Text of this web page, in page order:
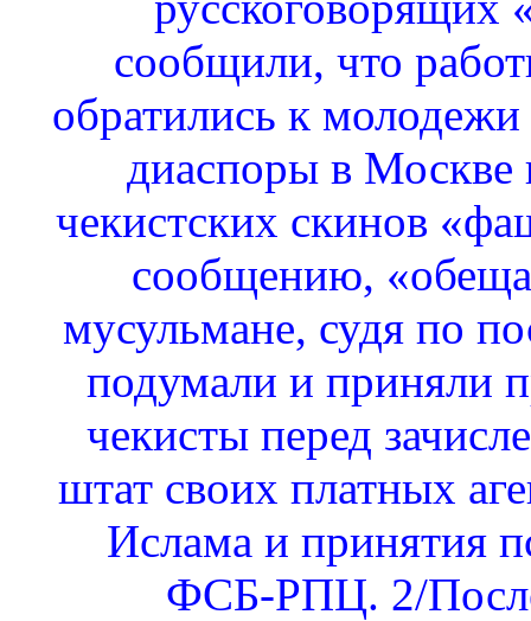
сообщили, что
обратились к молодежи
диаспоры в Москве
чекистских скинов
сообщению,
мусульмане, судя по
подумали и приняли
чекисты перед
штат своих платных
Ислама и принятия
ФСБ-РПЦ. 2/